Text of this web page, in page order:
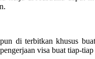
di terbitkan khusus
visa buat tiap-